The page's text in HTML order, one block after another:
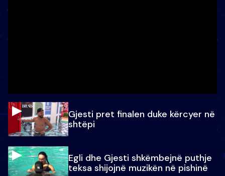
Gjesti pret finalen duke kërcyer në
shtëpi
Egli dhe Gjesti shkëmbejnë puthje
teksa shijojnë muzikën në pishinë